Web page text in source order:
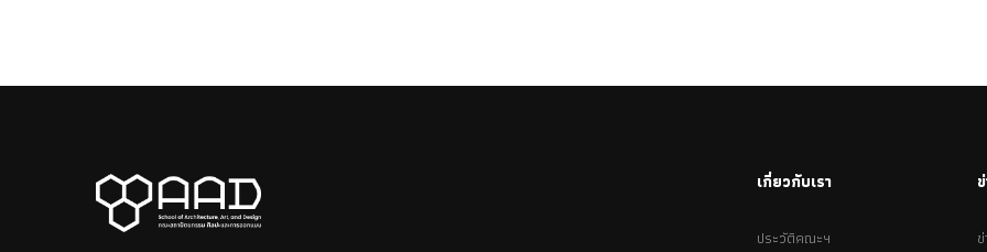
เกี่ยวกับเรา
ประวัติคณะฯ